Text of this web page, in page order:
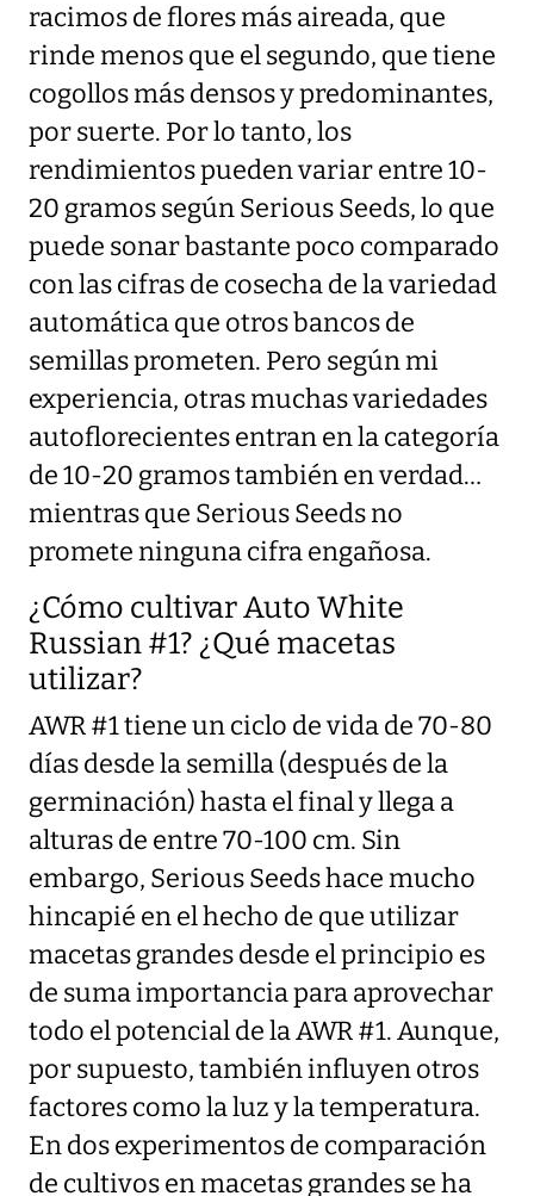
racimos de flores más aireada, que
rinde menos que el segundo, que tiene
cogollos más densos y predominantes,
por suerte. Por lo tanto, los
rendimientos pueden variar entre 10-
20 gramos según Serious Seeds, lo que
puede sonar bastante poco comparado
con las cifras de cosecha de la variedad
automática que otros bancos de
semillas prometen. Pero según mi
experiencia, otras muchas variedades
autoflorecientes entran en la categoría
de 10-20 gramos también en verdad…
mientras que Serious Seeds no
promete ninguna cifra engañosa.
¿Cómo cultivar Auto White
Russian #1? ¿Qué macetas
utilizar?
AWR #1 tiene un ciclo de vida de 70-80
días desde la semilla (después de la
germinación) hasta el final y llega a
alturas de entre 70-100 cm. Sin
embargo, Serious Seeds hace mucho
hincapié en el hecho de que utilizar
macetas grandes desde el principio es
de suma importancia para aprovechar
todo el potencial de la AWR #1. Aunque,
por supuesto, también influyen otros
factores como la luz y la temperatura.
En dos experimentos de comparación
de cultivos en macetas grandes se ha